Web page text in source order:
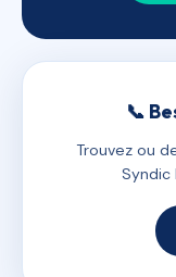
📞
Trouvez ou
Syndic